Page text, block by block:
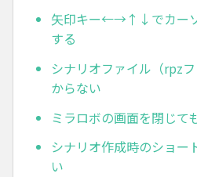
矢印キー←→↑↓でカー
する
シナリオファイル（rpz
からない
ミラロボの画面を閉じて
シナリオ作成時のショー
い